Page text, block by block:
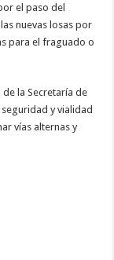
el paso del
nuevas losas por
para el fraguado o
la Secretaría de
y vialidad
vías alternas y